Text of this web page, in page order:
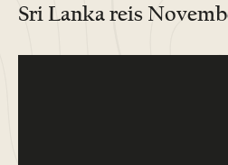
Sri Lanka reis